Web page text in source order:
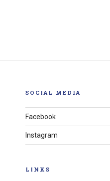
SOCIAL MEDIA
Facebook
Instagram
LINKS